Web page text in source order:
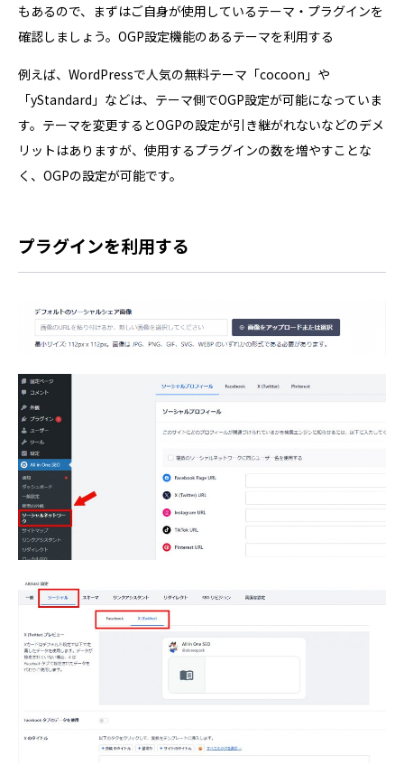
もあるので、まずはご自身が使用しているテーマ・プラグインを
確認しましょう。OGP設定機能のあるテーマを利用する
例えば、WordPressで人気の無料テーマ「cocoon」や
「yStandard」などは、テーマ側でOGP設定が可能になっていま
す。テーマを変更するとOGPの設定が引き継がれないなどのデメ
リットはありますが、使用するプラグインの数を増やすことな
く、OGPの設定が可能です。
プラグインを利用する